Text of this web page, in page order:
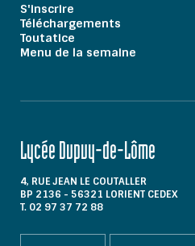
S'inscrire
Téléchargements
Toutatice
Menu de la semaine
Lycée Dupuy-de-Lôme
4, RUE JEAN LE COUTALLER
BP 2136 - 56321 LORIENT CEDEX
T. 02 97 37 72 88